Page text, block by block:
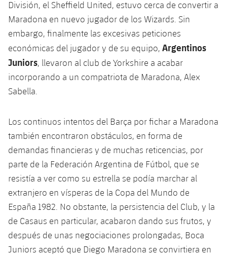
Historia
Palmarés
Masculino
Femenino
Agenda
Actualidad
Jugadores
Calendario
Clasificaciones
Hockey sobre hielo
plusicon
más
Actualidad
Jugadores
Resultados
Clasificaciones
Hockey hierba
plusicon
más
Noticias
Hockey Hierba Femenino
Patinaje artístico
Plantilla
Agenda
Rugby
plusicon
más
Actualidad
Jugadores
Calendario
Resultados
Voleibol
plusicon
más
Noticias
Voleibol masculino
Voleibol femenino
Apúntate a las amateurs
plusicon
más
Apúntate a las amateurs
Carnet de las Secciones Amateurs
PLUSICON
MÁS
League of Legends
División, el Sheffield United, estuvo cerca de convertir a
Maradona en nuevo jugador de los Wizards. Sin
embargo, finalmente las excesivas peticiones
económicas del jugador y de su equipo, Argentinos
Juniors, llevaron al club de Yorkshire a acabar
incorporando a un compatriota de Maradona, Alex
Sabella.
Los continuos intentos del Barça por fichar a Maradona
también encontraron obstáculos, en forma de
demandas financieras y de muchas reticencias, por
parte de la Federación Argentina de Fútbol, que se
resistía a ver como su estrella se podía marchar al
extranjero en vísperas de la Copa del Mundo de
España 1982. No obstante, la persistencia del Club, y la
de Casaus en particular, acabaron dando sus frutos, y
después de unas negociaciones prolongadas, Boca
Juniors aceptó que Diego Maradona se convirtiera en